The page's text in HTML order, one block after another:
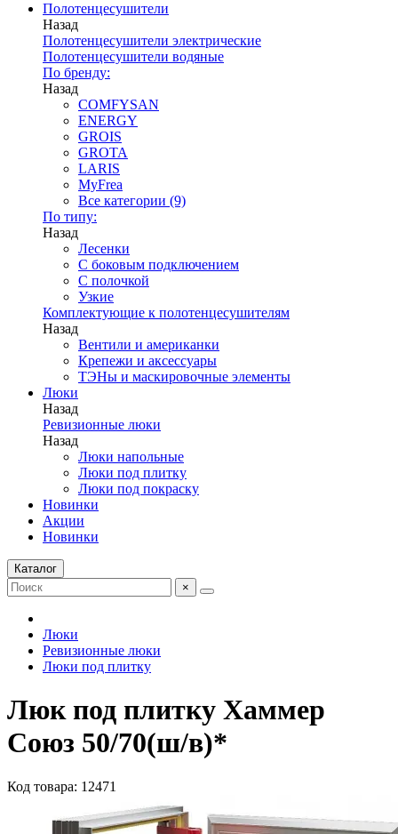
Полотенцесушители
Назад
Полотенцесушители электрические
Полотенцесушители водяные
По бренду:
Назад
COMFYSAN
ENERGY
GROIS
GROTA
LARIS
MyFrea
Все категории (9)
По типу:
Назад
Лесенки
С боковым подключением
С полочкой
Узкие
Комплектующие к полотенцесушителям
Назад
Вентили и американки
Крепежи и аксессуары
ТЭНы и маскировочные элементы
Люки
Назад
Ревизионные люки
Назад
Люки напольные
Люки под плитку
Люки под покраску
Новинки
Акции
Новинки
Каталог
×
Люки
Ревизионные люки
Люки под плитку
Люк под плитку Хаммер
Союз 50/70(ш/в)*
Код товара: 12471